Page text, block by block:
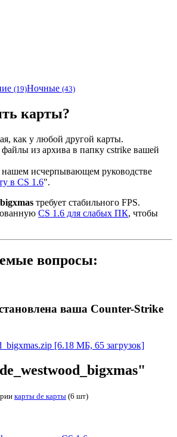
(19)Ночные (43)
карты?
как у любой другой карты.
из архива в папку cstrike вашей
исчерпывающем руководстве
в CS 1.6".
требует стабильного FPS.
CS 1.6 для слабых ПК, чтобы
вопросы:
ваша Counter-Strike
[6.18 МБ, 65 загрузок]
карты de карты (6 шт)